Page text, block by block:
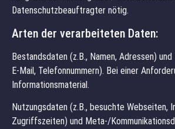
Datenschutzbeauftragter nötig.
Arten der verarbeiteten Daten:
Bestandsdaten (z.B., Namen, Adressen)
E-Mail, Telefonnummern). Bei einer
Informationsmaterial.
Nutzungsdaten (z.B., besuchte Webseiten,
Zugriffszeiten) und Meta-/